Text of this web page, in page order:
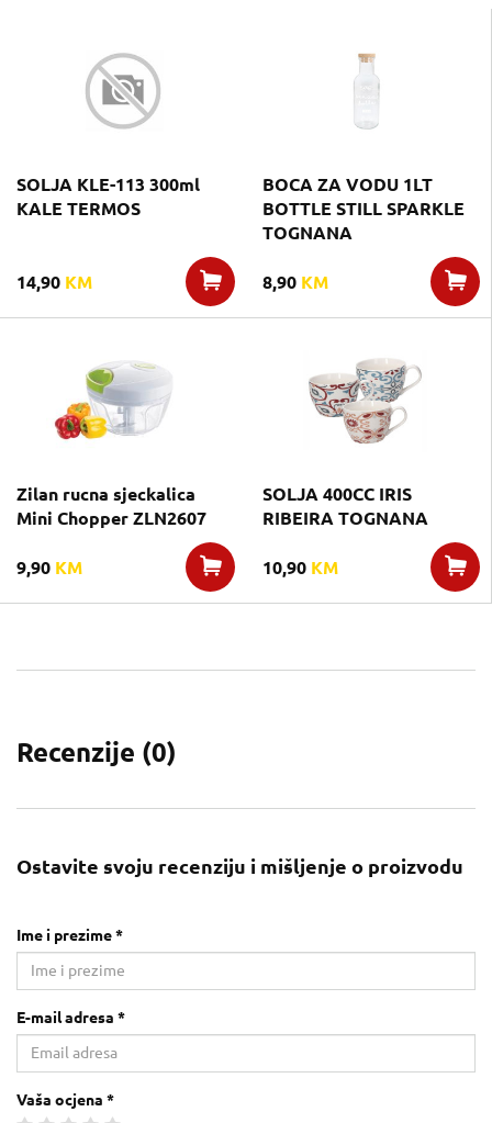
SOLJA KLE-113 300ml
KALE TERMOS
14,90 KM
BOCA ZA VODU 1LT
BOTTLE STILL SPARKLE
TOGNANA
8,90 KM
Zilan rucna sjeckalica
Mini Chopper ZLN2607
9,90 KM
SOLJA 400CC IRIS
RIBEIRA TOGNANA
10,90 KM
Recenzije (0)
Ostavite svoju recenziju i mišljenje o proizvodu
Ime i prezime *
E-mail adresa *
Vaša ocjena *